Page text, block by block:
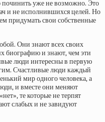
починить уже не возможно. Это
и не исполнившихся целей. Но
придумать свои собственные
Они знают всех своих
биографию и знают, чем эти
люди интересны в первую
Счастливые люди каждый
мир одного человека, а
и вместе они меняют
те которые не терпят
слабых и не завидуют